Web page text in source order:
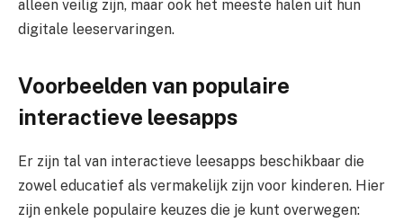
alleen veilig zijn, maar ook het meeste halen uit hun
digitale leeservaringen.
Voorbeelden van populaire
interactieve leesapps
Er zijn tal van interactieve leesapps beschikbaar die
zowel educatief als vermakelijk zijn voor kinderen. Hier
zijn enkele populaire keuzes die je kunt overwegen: